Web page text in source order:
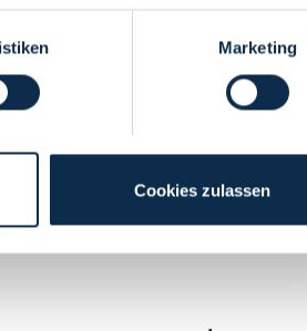
Marketing
Cookies zulassen